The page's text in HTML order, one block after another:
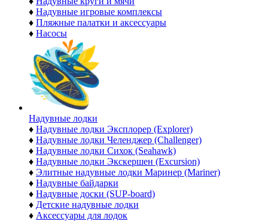
♦ Надувные игровые комплексы
♦ Пляжные палатки и аксессуары
♦ Насосы
Надувные лодки
♦ Надувные лодки Эксплорер (Explorer)
♦ Надувные лодки Челенджер (Challenger)
♦ Надувные лодки Сихок (Seahawk)
♦ Надувные лодки Экскершен (Excursion)
♦ Элитные надувные лодки Маринер (Mariner)
♦ Надувные байдарки
♦ Надувные доски (SUP-board)
♦ Детские надувные лодки
♦ Аксессуары для лодок